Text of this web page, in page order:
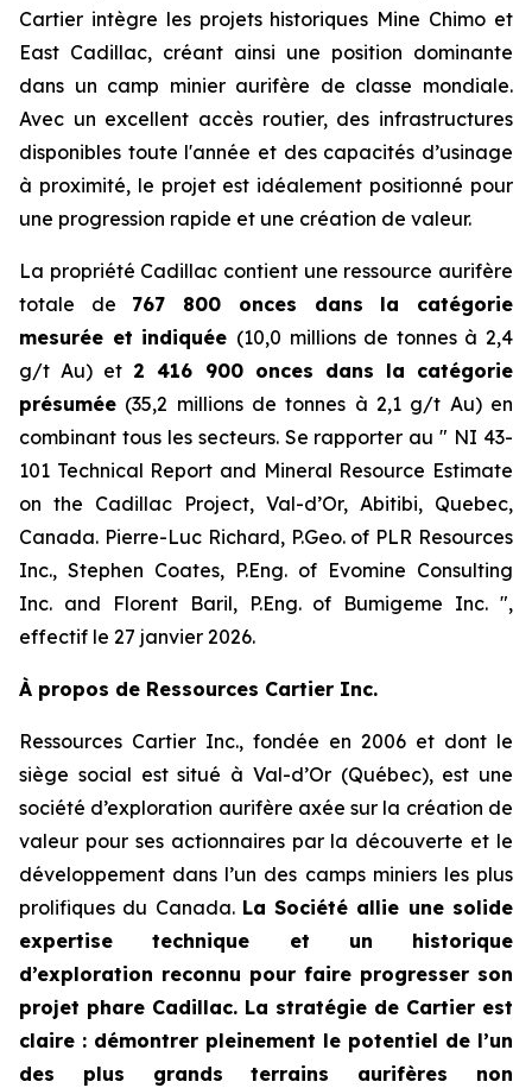
Cartier intègre les projets historiques Mine Chimo et
East Cadillac, créant ainsi une position dominante
dans un camp minier aurifère de classe mondiale.
Avec un excellent accès routier, des infrastructures
disponibles toute l'année et des capacités d’usinage
à proximité, le projet est idéalement positionné pour
une progression rapide et une création de valeur.
La propriété Cadillac contient une ressource aurifère
totale de 767 800 onces dans la catégorie
mesurée et indiquée (10,0 millions de tonnes à 2,4
g/t Au) et 2 416 900 onces dans la catégorie
présumée (35,2 millions de tonnes à 2,1 g/t Au) en
combinant tous les secteurs. Se rapporter au ″ NI 43-
101 Technical Report and Mineral Resource Estimate
on the Cadillac Project, Val-d’Or, Abitibi, Quebec,
Canada. Pierre-Luc Richard, P.Geo. of PLR Resources
Inc., Stephen Coates, P.Eng. of Evomine Consulting
Inc. and Florent Baril, P.Eng. of Bumigeme Inc. ″,
effectif le 27 janvier 2026.
À propos de Ressources Cartier Inc.
Ressources Cartier Inc., fondée en 2006 et dont le
siège social est situé à Val-d’Or (Québec), est une
société d’exploration aurifère axée sur la création de
valeur pour ses actionnaires par la découverte et le
développement dans l’un des camps miniers les plus
prolifiques du Canada. La Société allie une solide
expertise technique et un historique
d’exploration reconnu pour faire progresser son
projet phare Cadillac. La stratégie de Cartier est
claire : démontrer pleinement le potentiel de l’un
des plus grands terrains aurifères non